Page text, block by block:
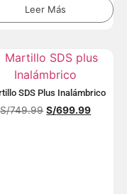
Leer Más
SDS Plus Inalámbrico
S/749.99 S/699.99